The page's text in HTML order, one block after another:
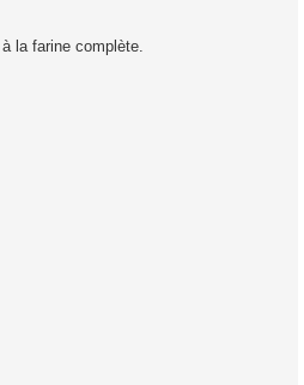
la farine complète.